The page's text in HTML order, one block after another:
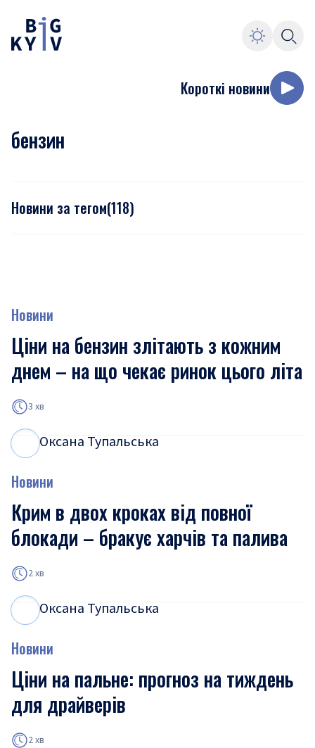
Короткі новини
бензин
Новини за тегом(118)
Новини
Ціни на бензин злітають з кожним
днем – на що чекає ринок цього літа
3 хв
Оксана Тупальська
Новини
Крим в двох кроках від повної
блокади – бракує харчів та палива
2 хв
Оксана Тупальська
Новини
Ціни на пальне: прогноз на тиждень
для драйверів
2 хв